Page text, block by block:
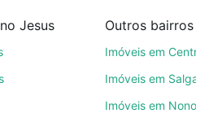
te ajudando na compra,
topo para pesquisar por
Jesus Outros bairros
Imóveis em Centro
Imóveis em
Imóveis em Nonoai